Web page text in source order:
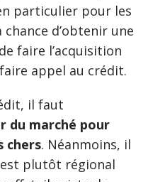
particulier pour les
d’obtenir une
faire l’acquisition
appel au crédit.
il faut
du marché pour
chers. Néanmoins, il
plutôt régional